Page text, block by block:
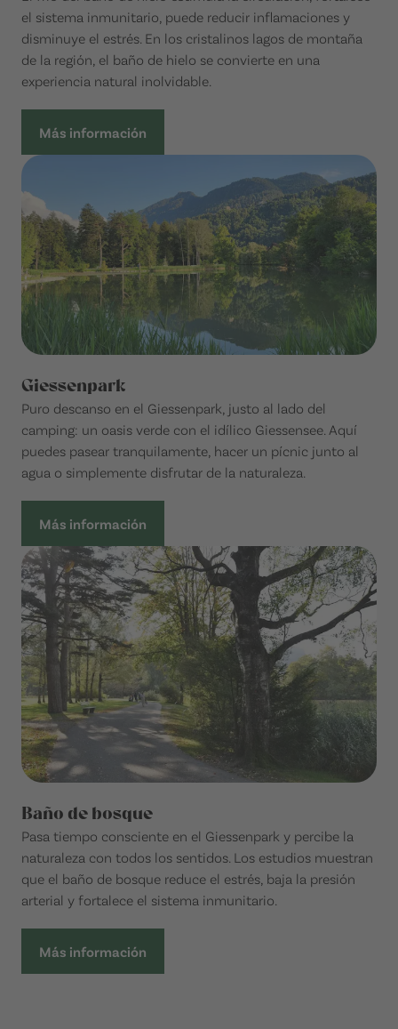
el sistema inmunitario, puede reducir inflamaciones y
disminuye el estrés. En los cristalinos lagos de montaña
de la región, el baño de hielo se convierte en una
experiencia natural inolvidable.
Más información
Giessenpark
Puro descanso en el Giessenpark, justo al lado del
camping: un oasis verde con el idílico Giessensee. Aquí
puedes pasear tranquilamente, hacer un pícnic junto al
agua o simplemente disfrutar de la naturaleza.
Más información
Baño de bosque
Pasa tiempo consciente en el Giessenpark y percibe la
naturaleza con todos los sentidos. Los estudios muestran
que el baño de bosque reduce el estrés, baja la presión
arterial y fortalece el sistema inmunitario.
Más información